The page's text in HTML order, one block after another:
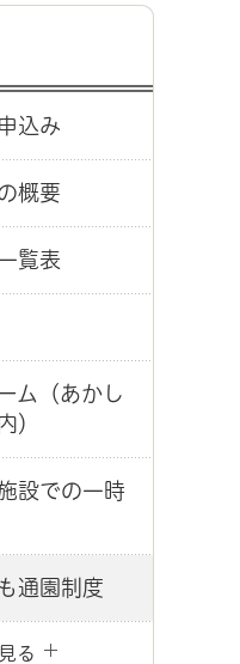
込み
概要
覧表
ム（あかし
）
設での一時
通園制度
る